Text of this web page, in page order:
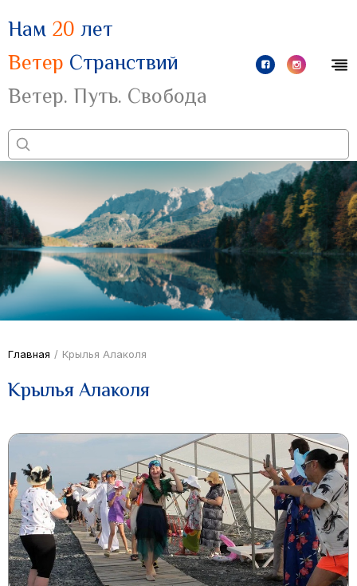
Нам 20 лет
Ветер Странствий
Ветер. Путь. Свобода
Главная / Крылья Алаколя
Крылья Алаколя